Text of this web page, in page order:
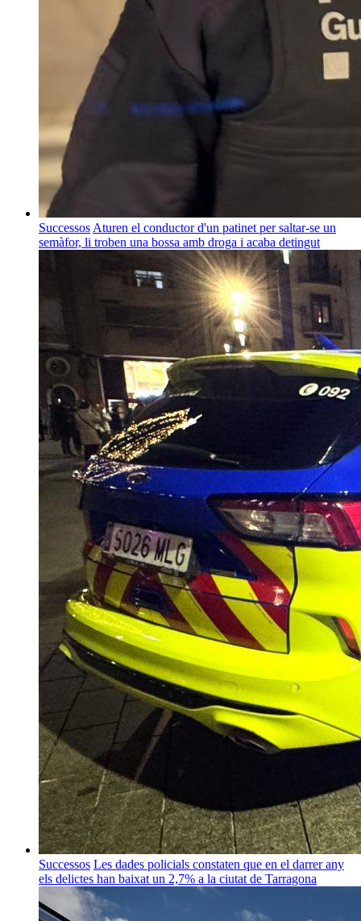
Successos Aturen el conductor d'un patinet per saltar-se un
semàfor, li troben una bossa amb droga i acaba detingut
Successos Les dades policials constaten que en el darrer any
els delictes han baixat un 2,7% a la ciutat de Tarragona